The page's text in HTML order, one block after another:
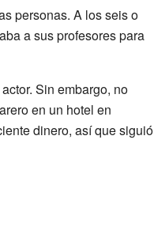
personas. A los seis o
a sus profesores para
Sin embargo, no
en un hotel en
dinero, así que siguió